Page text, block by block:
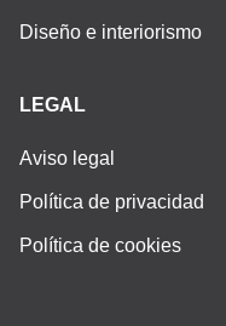
Diseño e interiorismo
LEGAL
Aviso legal
Política de privacidad
Política de cookies